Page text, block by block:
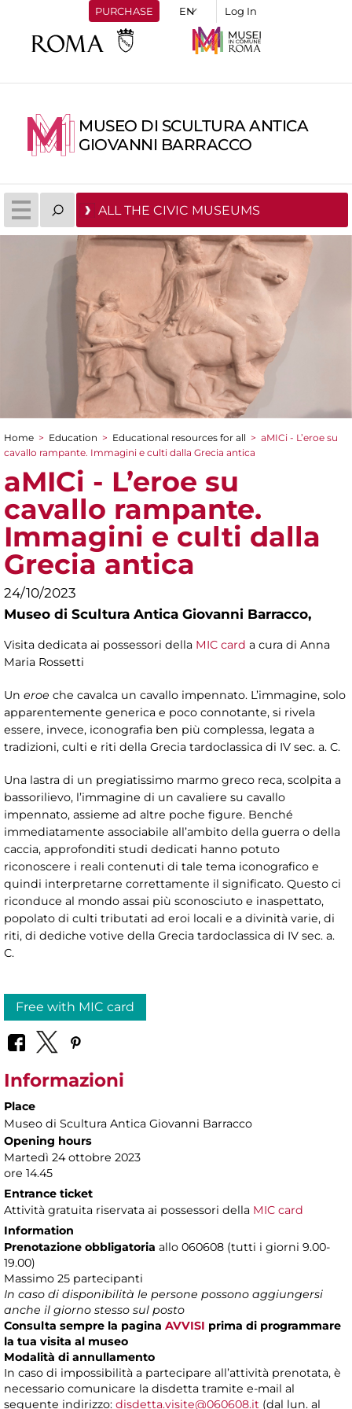
PURCHASE Log In
MUSEO DI SCULTURA ANTICA
GIOVANNI BARRACCO
ALL THE CIVIC MUSEUMS
You are here
Home > Education > Educational resources for all > aMICi - L’eroe su
cavallo rampante. Immagini e culti dalla Grecia antica
aMICi - L’eroe su
cavallo rampante.
Immagini e culti dalla
Grecia antica
24/10/2023
Museo di Scultura Antica Giovanni Barracco,
Visita dedicata ai possessori della MIC card a cura di Anna
Maria Rossetti
Un eroe che cavalca un cavallo impennato. L’immagine, solo
apparentemente generica e poco connotante, si rivela
essere, invece, iconografia ben più complessa, legata a
tradizioni, culti e riti della Grecia tardoclassica di IV sec. a. C.
Una lastra di un pregiatissimo marmo greco reca, scolpita a
bassorilievo, l’immagine di un cavaliere su cavallo
impennato, assieme ad altre poche figure. Benché
immediatamente associabile all’ambito della guerra o della
caccia, approfonditi studi dedicati hanno potuto
riconoscere i reali contenuti di tale tema iconografico e
quindi interpretarne correttamente il significato. Questo ci
riconduce al mondo assai più sconosciuto e inaspettato,
popolato di culti tributati ad eroi locali e a divinità varie, di
riti, di dediche votive della Grecia tardoclassica di IV sec. a.
C.
Free with MIC card
Informazioni
Place
Museo di Scultura Antica Giovanni Barracco
Opening hours
Martedì 24 ottobre 2023
ore 14.45
Entrance ticket
Attività gratuita riservata ai possessori della MIC card
Information
Prenotazione obbligatoria allo 060608 (tutti i giorni 9.00-
19.00)
Massimo 25 partecipanti
In caso di disponibilità le persone possono aggiungersi
anche il giorno stesso sul posto
Consulta sempre la pagina AVVISI prima di programmare
la tua visita al museo
Modalità di annullamento
In caso di impossibilità a partecipare all’attività prenotata, è
necessario comunicare la disdetta tramite e-mail al
seguente indirizzo: disdetta.visite@060608.it (dal lun. al